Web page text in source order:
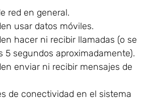
red en general.
usar datos móviles.
hacer ni recibir llamadas (o se
5 segundos aproximadamente).
enviar ni recibir mensajes de
de conectividad en el sistema